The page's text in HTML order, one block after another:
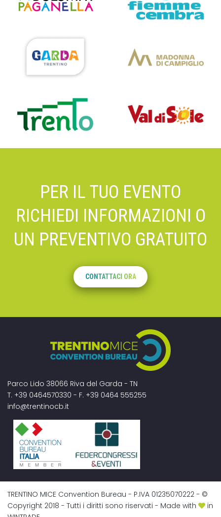
PER IL TUO EVENTO
RICHIEDI INFORMAZIONI O
UN PREVENTIVO GRATUITO
CONTATTACI ORA
Parco Lido 38066 Riva del Garda - TN
T. +39 0464570330 - F. +39 0464 555255
info@trentinocb.it
TRENTINO MICE Convention Bureau - P.IVA 01235070222 - ©
Copyright 2018 - Tutti i diritti sono riservati - Made with
in